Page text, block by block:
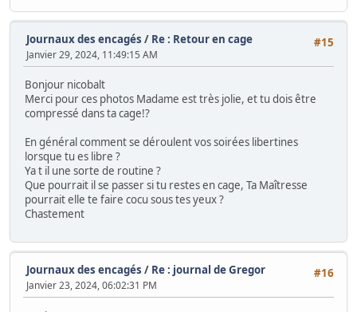
#15
Journaux des encagés / Re : Retour en cage
Janvier 29, 2024, 11:49:15 AM
Bonjour nicobalt
Merci pour ces photos Madame est très jolie, et tu dois être
compressé dans ta cage!?
En général comment se déroulent vos soirées libertines
lorsque tu es libre ?
Ya t il une sorte de routine ?
Que pourrait il se passer si tu restes en cage, Ta Maîtresse
pourrait elle te faire cocu sous tes yeux ?
Chastement
#16
Journaux des encagés / Re : journal de Gregor
Janvier 23, 2024, 06:02:31 PM